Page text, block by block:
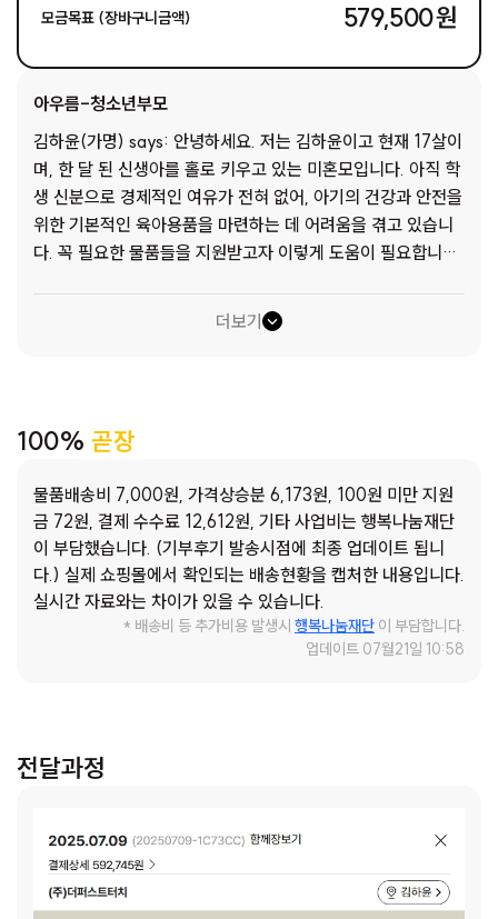
모금목표 (장바구니금액) 579,500 원
아우름-청소년부모
김하윤(가명) says: 안녕하세요. 저는 김하윤이고 현재 17살이
며, 한 달 된 신생아를 홀로 키우고 있는 미혼모입니다. 아직 학
생 신분으로 경제적인 여유가 전혀 없어, 아기의 건강과 안전을
위한 기본적인 육아용품을 마련하는 데 어려움을 겪고 있습니
다. 꼭 필요한 물품들을 지원받고자 이렇게 도움이 필요합니다.
어, 분유가 꼭 필요합니다. 또한, 하루에도 여러 번 갈아줘야 하
는 소모품인 기저귀, 민감한 아기 피부를 위한 아기용 물티슈도
아기 내복도 꼭 필요합니다. 아기가 이가 나기 시작하면 잇몸이
비하고 싶습니다. 또한, 아기의 운동 발달을 도와주기 위해 바
닥에서 터미타임을 할 때 사용하는 아기 물 매트와, 아기만의
안전한 공간을 마련해주기 위한 아기용 병풍도 필요합니다. 이
러한 물품들이 있다면, 아기의 성장과 발달에 더욱 도움이 되
고, 저 역시 조금 더 안정된 환경에서 양육할 수 있을 것 같습니
다. 어린 나이에 미혼모로서 아기를 키우기가 쉽지 않지만, 아
힘이 될 것입니다. 감사합니다. 아우름 says : 하윤이는 어린 나
이이지만 양육이라는 큰 결정을 하고 힘들어하면서도 웃음을
행하느라 밤잠이 늘 부족하지만 그래도 씩씩하게 두 가지의 역
할을 잘 해내고 있답니다. 하윤이에게 따뜻한 손길을 내밀어 주
신다면 더욱 힘을 내어 자신의 길을 잘 달려갈 것으로 생각합니
더보기
100% 곧장
물품배송비 7,000원, 가격상승분 6,173원, 100원 미만 지원
금 72원, 결제 수수료 12,612원, 기타 사업비는 행복나눔재단
이 부담했습니다. (기부후기 발송시점에 최종 업데이트 됩니
다.) 실제 쇼핑몰에서 확인되는 배송현황을 캡처한 내용입니다.
실시간 자료와는 차이가 있을 수 있습니다.
* 배송비 등 추가비용 발생시 행복나눔재단 이 부담합니다.
업데이트 07월21일 10:58
전달과정